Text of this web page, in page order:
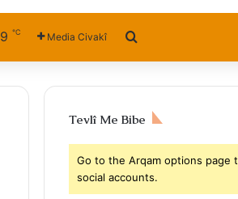
℃ Media Civakî
Tevlî Me Bibe
Go to the Arqam options page
social accounts.